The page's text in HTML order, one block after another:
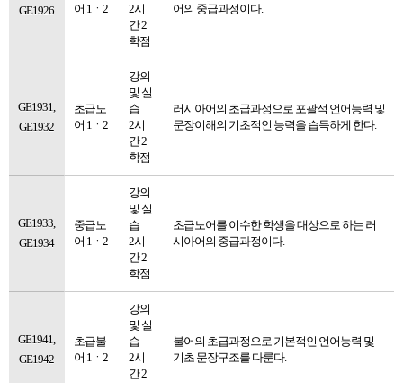
GE1926
어 1ㆍ2
2시
간 2
학점
어의 중급과정이다.
GE1931,
GE1932
초급노
어 1ㆍ2
강의
및 실
습
2시
간 2
학점
러시아어의 초급과정으로 포괄적 언어능력 및
문장이해의 기초적인 능력을 습득하게 한다.
GE1933,
GE1934
중급노
어 1ㆍ2
강의
및 실
습
2시
간 2
학점
초급노어를 이수한 학생을 대상으로 하는 러
시아어의 중급과정이다.
GE1941,
GE1942
초급불
어 1ㆍ2
강의
및 실
습
2시
간 2
불어의 초급과정으로 기본적인 언어능력 및
기초 문장구조를 다룬다.